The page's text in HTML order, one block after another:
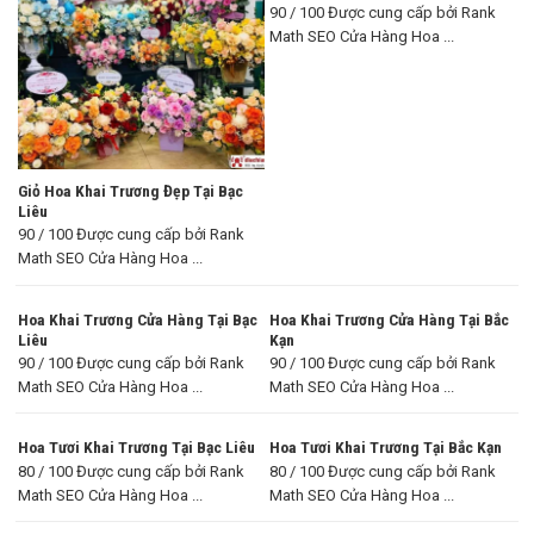
Giỏ Hoa Khai Trương Đẹp Tại Bạc
Liêu
90 / 100 Được cung cấp bởi Rank
Math SEO Cửa Hàng Hoa ...
90 / 100 Được cung cấp bởi Rank
Math SEO Cửa Hàng Hoa ...
Hoa Khai Trương Cửa Hàng Tại Bạc
Liêu
90 / 100 Được cung cấp bởi Rank
Math SEO Cửa Hàng Hoa ...
Hoa Khai Trương Cửa Hàng Tại Bắc
Kạn
90 / 100 Được cung cấp bởi Rank
Math SEO Cửa Hàng Hoa ...
Hoa Tươi Khai Trương Tại Bạc Liêu
80 / 100 Được cung cấp bởi Rank
Math SEO Cửa Hàng Hoa ...
Hoa Tươi Khai Trương Tại Bắc Kạn
80 / 100 Được cung cấp bởi Rank
Math SEO Cửa Hàng Hoa ...